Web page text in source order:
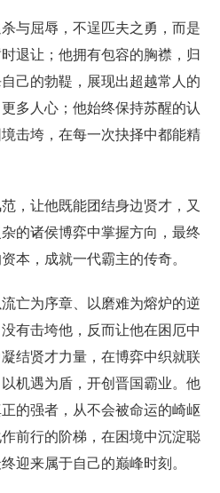
与屈辱，不逞匹夫之勇，而是
退让；他拥有包容的胸襟，归
己的勃鞮，展现出超越常人的
多人心；他始终保持苏醒的认
击垮，在每一次抉择中都能精
，让他既能团结身边贤才，又
的诸侯博弈中掌握方向，最终
本，成就一代霸主的传奇。
亡为序章、以磨难为熔炉的逆
有击垮他，反而让他在困厄中
结贤才力量，在博弈中织就联
机遇为盾，开创晋国霸业。他
的强者，从不会被命运的崎岖
前行的阶梯，在困境中沉淀聪
迎来属于自己的巅峰时刻。